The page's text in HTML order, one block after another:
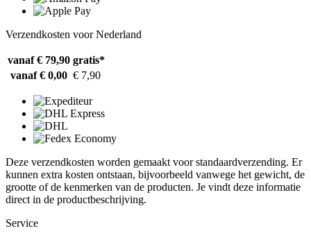
Verzendkosten voor Nederland
vanaf € 79,90 gratis*
vanaf € 0,00 € 7,90
Deze verzendkosten worden gemaakt voor standaardverzending. Er
kunnen extra kosten ontstaan, bijvoorbeeld vanwege het gewicht, de
grootte of de kenmerken van de producten. Je vindt deze informatie
direct in de productbeschrijving.
Service